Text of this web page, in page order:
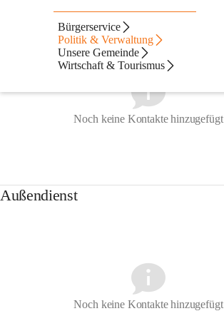
Bürgerservice
Politik & Verwaltung
Unsere Gemeinde
Wirtschaft & Tourismus
Gemeindeamt
Noch keine Kontakte hinzugefügt
Außendienst
Noch keine Kontakte hinzugefügt